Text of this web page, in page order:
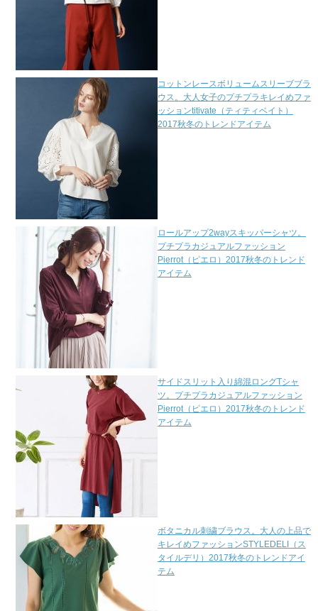
コットンレースボリュームスリーブブラ
ウス。大人女子のプチプラキレイめファ
ッションtitivate（ティティベイト）
2017秋冬のトレンドアイテム
ロールアップ2wayスキッパーシャツ。
プチプラカジュアルファッション
Pierrot（ピエロ）2017秋冬のトレンド
アイテム
サイドスリット入り綿混ロングTシャ
ツ。プチプラカジュアルファッション
Pierrot（ピエロ）2017秋冬のトレンド
アイテム
ボタニカル刺繍ブラウス。大人の上品で
キレイめファッションSTYLEDELI（ス
タイルデリ）2017秋冬のトレンドアイ
テム